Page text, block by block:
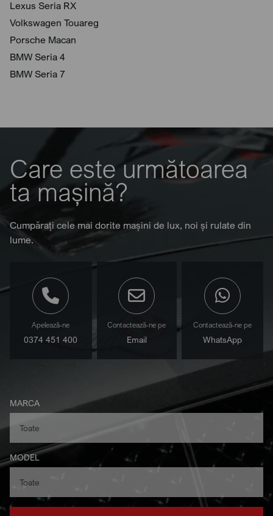
Lexus Seria RX
Volkswagen Touareg
Porsche Macan
BMW Seria 4
BMW Seria 7
Care este următoarea
ta mașină?
Cumpărați cele mai dorite mașini de lux, noi și rulate din
lume.
Apelează-ne
0374 451 400
Contactează-ne pe
Email
Contactează-ne pe
WhatsApp
MARCA
MODEL